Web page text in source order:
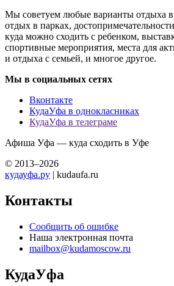
Мы советуем любые варианты отдыха
отдых в парках,
куда можно сходить с ребенком,
спортивные мероприятия, места для
и отдыха с семьей, и многое другое.
Мы в социальных сетях
Вконтакте
КудаУфа в однокласниках
КудаУфа в телеграме
Афиша Уфа — куда сходить в Уфе
© 2013–2026
кудауфа.ру | kudaufa.ru
Контакты
Сообщить об ошибке
Наша электронная почта
mailbox@kudamoscow.ru
КудаУфа